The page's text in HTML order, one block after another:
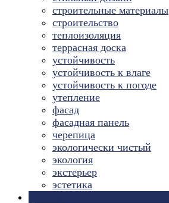
строительные материалы
строительство
теплоизоляция
террасная доска
устойчивость
устойчивость к влаге
устойчивость к погоде
утепление
фасад
фасадная панель
черепица
экологически чистый
экология
экстерьер
эстетика